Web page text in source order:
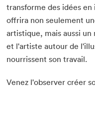
transforme des idées
offrira non seulement
artistique, mais aussi
et l'artiste autour de
nourrissent son travail.
Venez l'observer créer